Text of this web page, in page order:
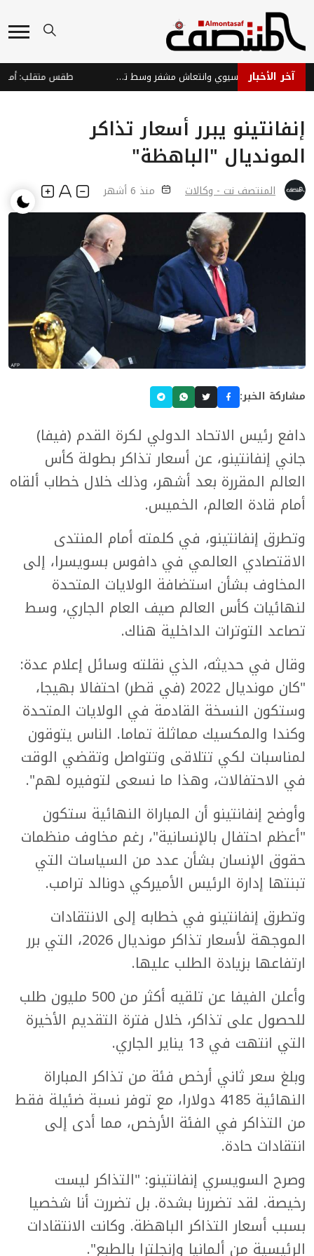
آخر الأخبار الأسواق العالمية: تباين آسيوي وانتعاش مشفر وسط تحديات
إنفانتينو يبرر أسعار تذاكر
المونديال "الباهظة"
المنتصف نت - وكالات منذ 6 أشهر
مشاركة الخبر:
دافع رئيس الاتحاد الدولي لكرة القدم (فيفا)
جاني إنفانتينو، عن أسعار تذاكر بطولة كأس
العالم المقررة بعد أشهر، وذلك خلال خطاب ألقاه
أمام قادة العالم، الخميس.
وتطرق إنفانتينو، في كلمته أمام المنتدى
الاقتصادي العالمي في دافوس بسويسرا، إلى
المخاوف بشأن استضافة الولايات المتحدة
لنهائيات كأس العالم صيف العام الجاري، وسط
تصاعد التوترات الداخلية هناك.
وقال في حديثه، الذي نقلته وسائل إعلام عدة:
"كان مونديال 2022 (في قطر) احتفالا بهيجا،
وستكون النسخة القادمة في الولايات المتحدة
وكندا والمكسيك مماثلة تماما. الناس يتوقون
لمناسبات لكي تتلاقى وتتواصل وتقضي الوقت
في الاحتفالات، وهذا ما نسعى لتوفيره لهم".
وأوضح إنفانتينو أن المباراة النهائية ستكون
"أعظم احتفال بالإنسانية"، رغم مخاوف منظمات
حقوق الإنسان بشأن عدد من السياسات التي
تبنتها إدارة الرئيس الأميركي دونالد ترامب.
وتطرق إنفانتينو في خطابه إلى الانتقادات
الموجهة لأسعار تذاكر مونديال 2026، التي برر
ارتفاعها بزيادة الطلب عليها.
وأعلن الفيفا عن تلقيه أكثر من 500 مليون طلب
للحصول على تذاكر، خلال فترة التقديم الأخيرة
التي انتهت في 13 يناير الجاري.
وبلغ سعر ثاني أرخص فئة من تذاكر المباراة
النهائية 4185 دولارا، مع توفر نسبة ضئيلة فقط
من التذاكر في الفئة الأرخص، مما أدى إلى
انتقادات حادة.
وصرح السويسري إنفانتينو: "التذاكر ليست
رخيصة. لقد تضررنا بشدة. بل تضررت أنا شخصيا
بسبب أسعار التذاكر الباهظة. وكانت الانتقادات
الرئيسية من ألمانيا وإنجلترا بالطبع".